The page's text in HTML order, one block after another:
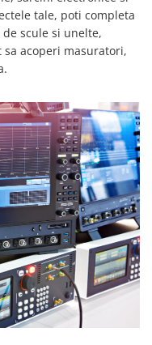
tale, poti completa
scule si unelte,
acoperi masuratori,